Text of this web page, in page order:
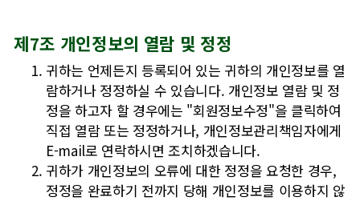
제7조 개인정보의 열람 및 정정
귀하는 언제든지 등록되어 있는 귀하의 개인정보를 열
람하거나 정정하실 수 있습니다. 개인정보 열람 및 정
정을 하고자 할 경우에는 "회원정보수정"을 클릭하여
직접 열람 또는 정정하거나, 개인정보관리책임자에게
E-mail로 연락하시면 조치하겠습니다.
귀하가 개인정보의 오류에 대한 정정을 요청한 경우,
정정을 완료하기 전까지 당해 개인정보를 이용하지 않